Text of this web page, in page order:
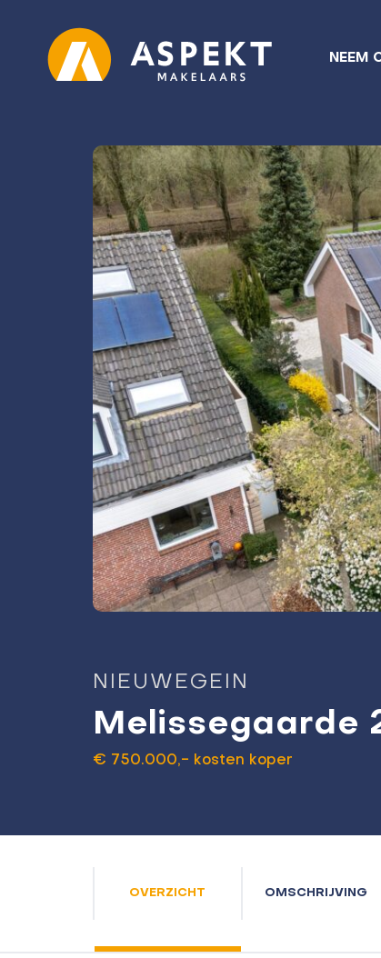
NEEM
NIEUWEGEIN
Melissegaarde
€ 750.000,- kosten koper
OVERZICHT OMSCHRIJVING